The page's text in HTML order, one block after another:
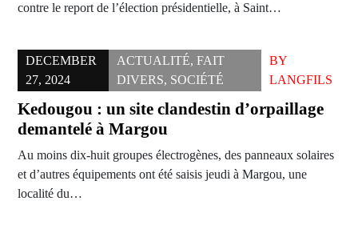
contre le report de l’élection présidentielle, à Saint…
DECEMBER
27, 2024
ACTUALITÉ, FAIT
DIVERS, SOCIÉTÉ
BY
LANGFILS
Kedougou : un site clandestin d’orpaillage
demantelé à Margou
Au moins dix-huit groupes électrogènes, des panneaux solaires
et d’autres équipements ont été saisis jeudi à Margou, une
localité du…